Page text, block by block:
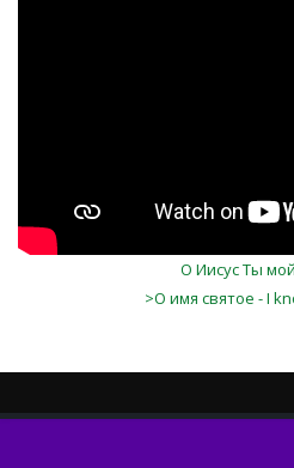
О Иисус Ты
>О имя святое - I